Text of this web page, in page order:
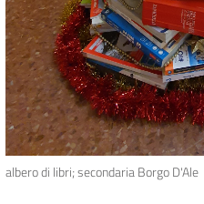
albero di libri; secondaria Borgo D'Ale